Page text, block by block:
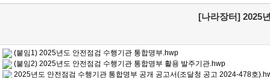
[나라장터] 2025
(붙임1) 2025년도 안전점검 수행기관 통합명부.hwp
(붙임2) 2025년도 안전점검 수행기관 통합명부 활용 발주기관.hwp
2025년도 안전점검 수행기관 통합명부 공개 공고서(조달청 공고 2024-478호